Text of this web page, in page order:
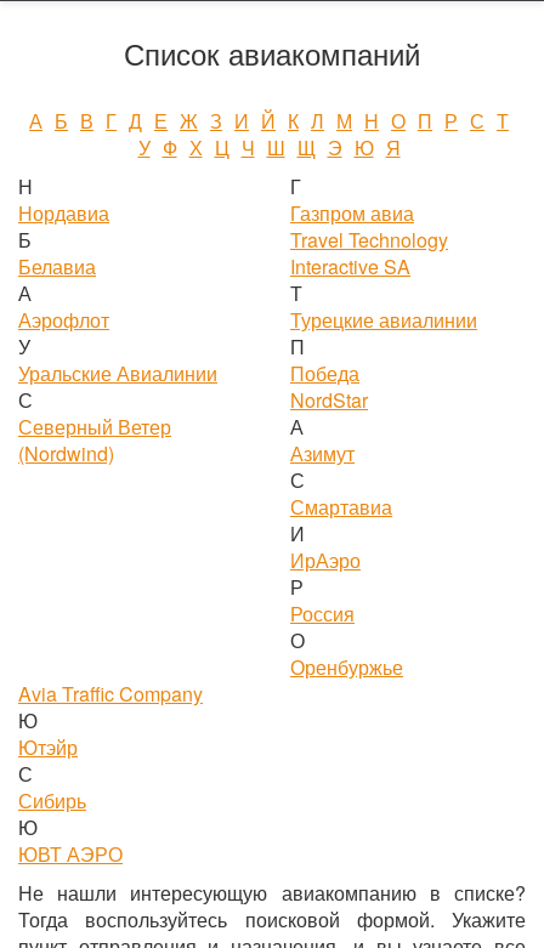
Список авиакомпаний
А Б В Г Д Е Ж З И Й К Л М Н О П Р С Т
У Ф Х Ц Ч Ш Щ Э Ю Я
Н
Нордавиа
Б
Белавиа
А
Аэрофлот
У
Уральские Авиалинии
С
Северный Ветер
(Nordwind)
Г
Газпром авиа
Travel Technology
Interactive SA
Т
Турецкие авиалинии
П
Победа
NordStar
А
Азимут
С
Смартавиа
И
ИрАэро
Р
Россия
О
Оренбуржье
Avia Traffic Company
Ю
Ютэйр
С
Сибирь
Ю
ЮВТ АЭРО
Не нашли интересующую авиакомпанию в списке?
Тогда воспользуйтесь поисковой формой. Укажите